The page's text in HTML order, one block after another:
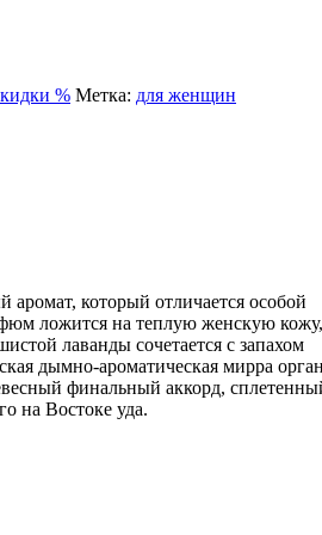
% Метка: для женщин
который отличается особой
ложится на теплую женскую кожу,
лаванды сочетается с запахом
дымно-ароматическая мирра
финальный аккорд,
на Востоке уда.